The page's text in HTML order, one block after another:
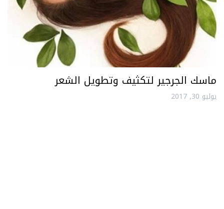
ماسك الجرجير لتكثيف وتطويل الشعر
يوليو 30, 2017